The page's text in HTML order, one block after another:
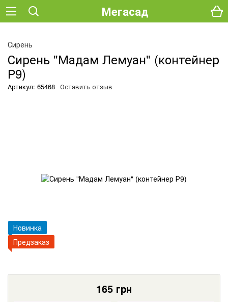
Мегасад
Сирень
Сирень "Мадам Лемуан" (контейнер
Р9)
Артикул: 65468 Оставить отзыв
Новинка
Предзаказ
165 грн